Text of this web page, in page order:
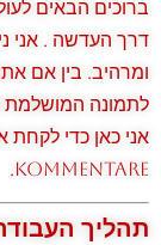
ברוכים הבאים
דרך העדשה . אני
ומרהיב. בין אם
לתמונה
Kommentare.
תהליך